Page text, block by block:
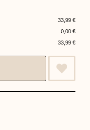
33,99 €
0,00 €
33,99 €